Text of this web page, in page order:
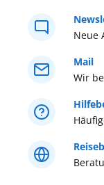
auf
Neue
Wir
Mail